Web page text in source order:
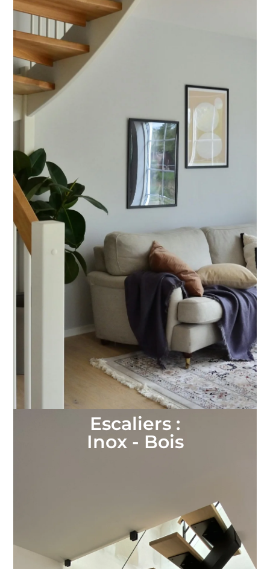
Escaliers :
Inox - Bois